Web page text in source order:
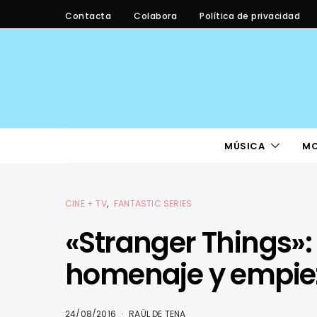
Contacta Colabora Política de privacidad
MÚSICA
CINE + TV FANTASTIC SERIES
«Stranger
homenaje y
24/08/2016 RAÜL DE TENA